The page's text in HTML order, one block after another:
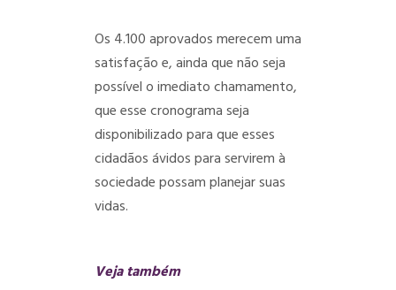
Os 4.100 aprovados merecem uma
satisfação e, ainda que não seja
possível o imediato chamamento,
que esse cronograma seja
disponibilizado para que esses
cidadãos ávidos para servirem à
sociedade possam planejar suas
vidas.
Veja também